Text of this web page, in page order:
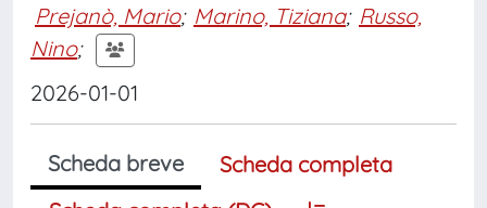
Prejanò, Mario; Marino, Tiziana; Russo,
Nino;
2026-01-01
Scheda breve
Scheda completa